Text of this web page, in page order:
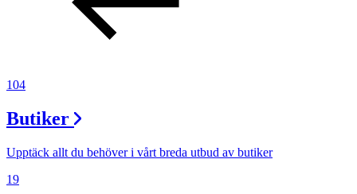
Presentkort
104
Butiker
Upptäck allt du behöver i vårt breda utbud av butiker
19